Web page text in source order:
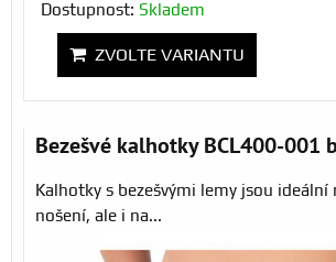
Dostupnost: Skladem
ZVOLTE VARIANTU
Bezešvé kalhotky BCL400-001
Kalhotky s bezešvými lemy jsou ideální
nošení, ale i na...